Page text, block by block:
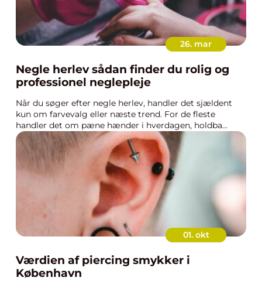
26. mar
Negle herlev sådan finder du rolig og
professionel neglepleje
Når du søger efter negle herlev, handler det sjældent
kun om farvevalg eller næste trend. For de fleste
handler det om pæne hænder i hverdagen, holdba...
01. okt
Værdien af piercing smykker i
København